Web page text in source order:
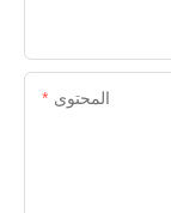
المحتوى